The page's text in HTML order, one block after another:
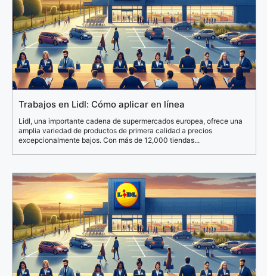
Trabajos en Lidl: Cómo aplicar en línea
Lidl, una importante cadena de supermercados europea, ofrece una
amplia variedad de productos de primera calidad a precios
excepcionalmente bajos. Con más de 12,000 tiendas...